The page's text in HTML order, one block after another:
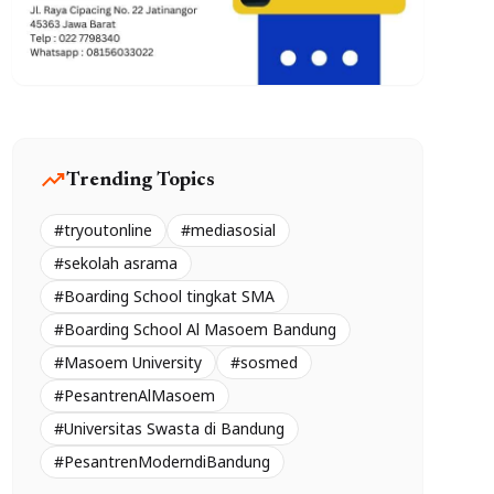
trending_upTrending Topics
#tryoutonline
#mediasosial
#sekolah asrama
#Boarding School tingkat SMA
#Boarding School Al Masoem Bandung
#Masoem University
#sosmed
#PesantrenAlMasoem
#Universitas Swasta di Bandung
#PesantrenModerndiBandung